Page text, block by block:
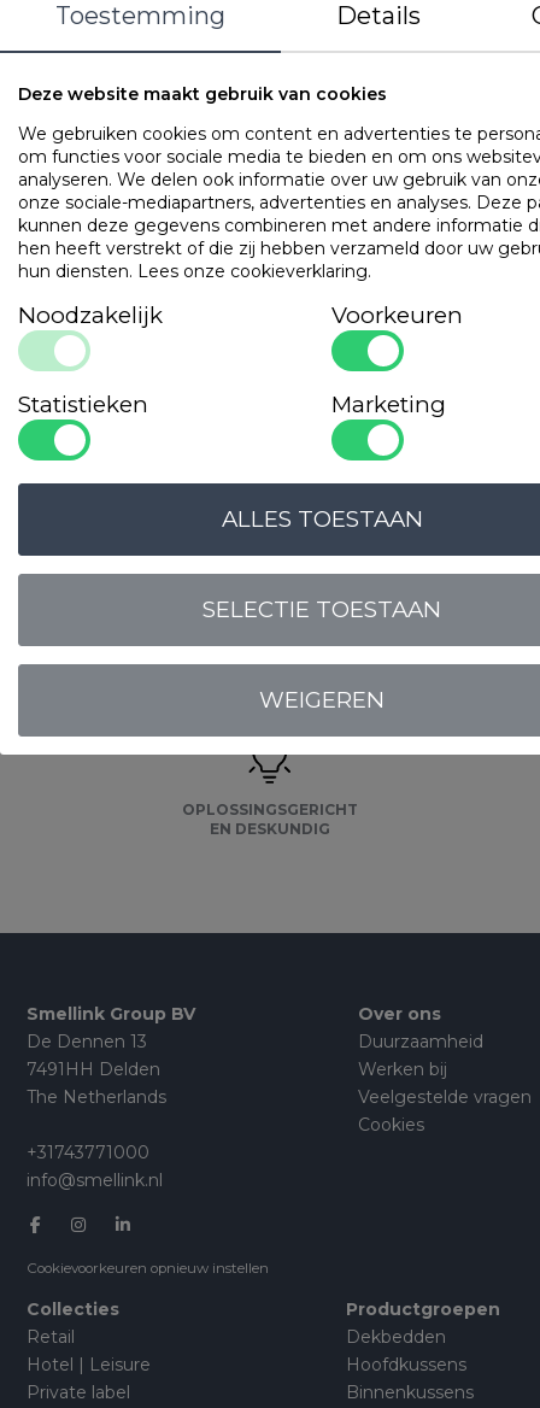
tijk van polyester/katoen.
Populaireproducten
Cley Hotel Professional
Art. VADB15TH
LOGIN VOOR PRIJS
Onzegaranties
OPLOSSINGSGERICHT
EN DESKUNDIG
Smellink Group BV
De Dennen 13
7491HH Delden
The Netherlands
+31743771000
info@smellink.nl
Cookievoorkeuren opnieuw instellen
Over ons
Duurzaamheid
Werken bij
Veelgestelde vragen
Cookies
Collecties
Retail
Hotel | Leisure
Private label
Productgroepen
Dekbedden
Hoofdkussens
Binnenkussens
Toestemming Details
Deze website maakt gebruik van cookies
We gebruiken cookies om content en advertenties te
om functies voor sociale media te bieden en om ons
analyseren. We delen ook informatie over uw gebruik van
onze sociale-mediapartners, advertenties en analyses. Deze
kunnen deze gegevens combineren met andere informatie
hen heeft verstrekt of die zij hebben verzameld door uw
hun diensten. Lees onze cookieverklaring.
Noodzakelijk Voorkeuren
Statistieken Marketing
WEIGEREN
SELECTIE TOESTAAN
ALLES TOESTAAN